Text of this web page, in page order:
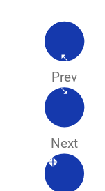
Prev
Next